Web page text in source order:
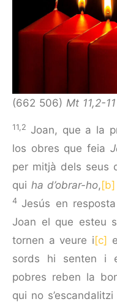
(662 506) Mt 11,2-
11,2 Joan, que a la
los obres que feia
per mitjà dels seus
qui ha d’obrar-ho, [b]
4 Jesús en
Joan el que esteu
tornen a veure i [c]
sords hi senten i
pobres reben la
qui no